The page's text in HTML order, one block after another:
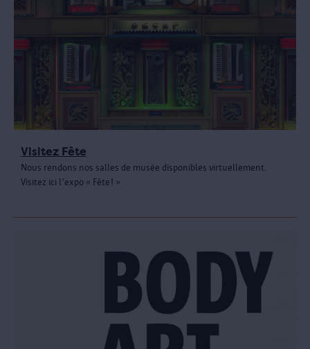
Visitez Fête
Nous rendons nos salles de musée disponibles virtuellement.
Visitez ici l'expo « Fête! »